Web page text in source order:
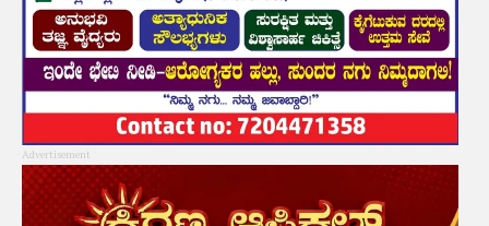
Advertisement